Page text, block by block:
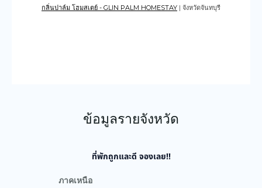
กลิ่นปาล์ม โฮมสเตย์ - GLIN PALM HOMESTAY | จังหวัดจันทบุรี
ข้อมูลรายจังหวัด
ที่พักถูกและดี จองเลย!!
ภาคเหนือ